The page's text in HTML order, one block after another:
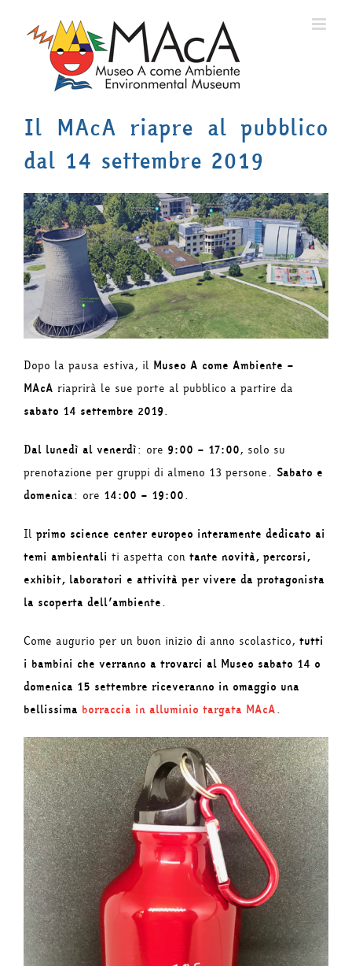
contenuto
Il MAcA riapre al pubblico
dal 14 settembre 2019
Dopo la pausa estiva, il Museo A come Ambiente –
MAcA riaprirà le sue porte al pubblico a partire da
sabato 14 settembre 2019.
Dal lunedì al venerdì: ore 9:00 – 17:00, solo su
prenotazione per gruppi di almeno 13 persone. Sabato e
domenica: ore 14:00 – 19:00.
Il primo science center europeo interamente dedicato ai
temi ambientali ti aspetta con tante novità, percorsi,
exhibit, laboratori e attività per vivere da protagonista
la scoperta dell’ambiente.
Come augurio per un buon inizio di anno scolastico, tutti
i bambini che verranno a trovarci al Museo sabato 14 o
domenica 15 settembre riceveranno in omaggio una
bellissima borraccia in alluminio targata MAcA.